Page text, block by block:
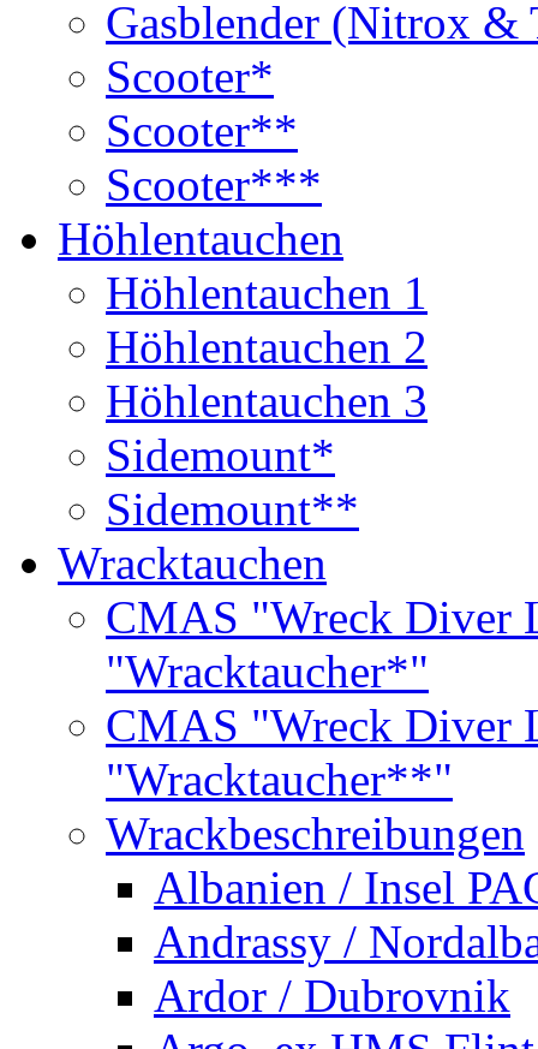
Gasblender (Nitrox
Scooter*
Scooter**
Scooter***
Höhlentauchen
Höhlentauchen 1
Höhlentauchen 2
Höhlentauchen 3
Sidemount*
Sidemount**
Wracktauchen
CMAS "Wreck Diver
"Wracktaucher*"
CMAS "Wreck Diver
"Wracktaucher**"
Wrackbeschreibungen
Albanien / Insel
Andrassy /
Ardor / Dubrovnik